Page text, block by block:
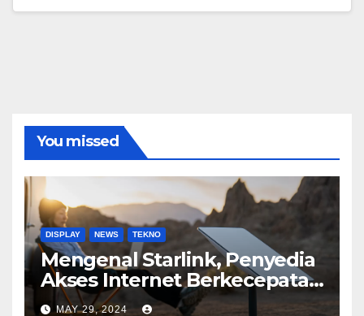
You missed
DISPLAY NEWS TEKNO
Mengenal Starlink, Penyedia
Akses Internet Berkecepatan
Tinggi
MAY 29, 2024